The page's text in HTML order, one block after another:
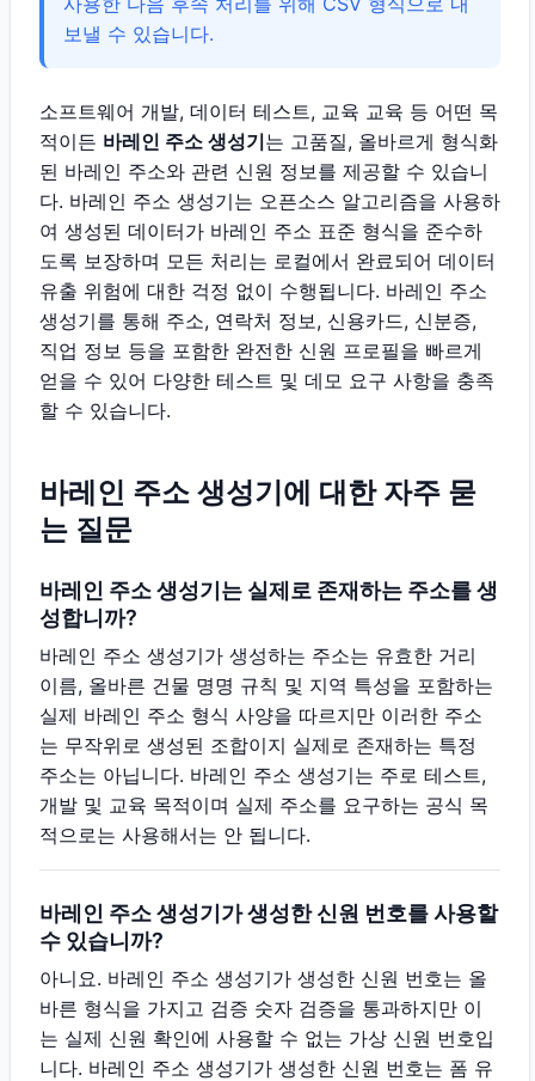
보낼 수 있습니다.
소프트웨어 개발, 데이터 테스트, 교육 교육 등 어떤 목
적이든 바레인 주소 생성기는 고품질, 올바르게 형식화
된 바레인 주소와 관련 신원 정보를 제공할 수 있습니
다. 바레인 주소 생성기는 오픈소스 알고리즘을 사용하
여 생성된 데이터가 바레인 주소 표준 형식을 준수하
도록 보장하며 모든 처리는 로컬에서 완료되어 데이터
유출 위험에 대한 걱정 없이 수행됩니다. 바레인 주소
생성기를 통해 주소, 연락처 정보, 신용카드, 신분증,
직업 정보 등을 포함한 완전한 신원 프로필을 빠르게
얻을 수 있어 다양한 테스트 및 데모 요구 사항을 충족
할 수 있습니다.
바레인 주소 생성기에 대한 자주 묻
는 질문
바레인 주소 생성기는 실제로 존재하는 주소를 생
성합니까?
바레인 주소 생성기가 생성하는 주소는 유효한 거리
이름, 올바른 건물 명명 규칙 및 지역 특성을 포함하는
실제 바레인 주소 형식 사양을 따르지만 이러한 주소
는 무작위로 생성된 조합이지 실제로 존재하는 특정
주소는 아닙니다. 바레인 주소 생성기는 주로 테스트,
개발 및 교육 목적이며 실제 주소를 요구하는 공식 목
적으로는 사용해서는 안 됩니다.
바레인 주소 생성기가 생성한 신원 번호를 사용할
수 있습니까?
아니요. 바레인 주소 생성기가 생성한 신원 번호는 올
바른 형식을 가지고 검증 숫자 검증을 통과하지만 이
는 실제 신원 확인에 사용할 수 없는 가상 신원 번호입
니다. 바레인 주소 생성기가 생성한 신원 번호는 폼 유